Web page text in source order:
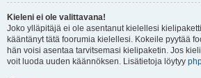
Kieleni ei ole valittavana!
Joko ylläpitäjä ei ole asentanut kielellesi
kääntänyt tätä foorumia kielellesi. Kokeile pyytää
hän voisi asentaa tarvitsemasi kielipaketin. Jos
voit luoda uuden käännöksen. Lisätietoja löytyy